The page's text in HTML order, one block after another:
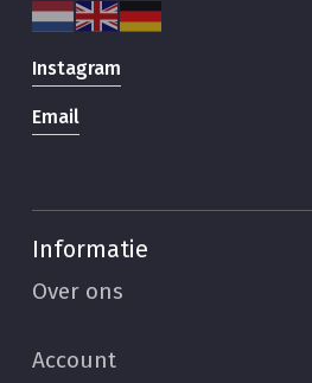
Instagram
Email
Informatie
Over ons
Account